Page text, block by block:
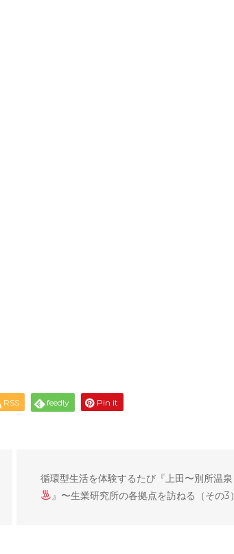
RSS feedly Pin it
循環型生活を体験するたび『上田〜別所温泉
』〜生業研究所の各拠点を訪ねる（その3）